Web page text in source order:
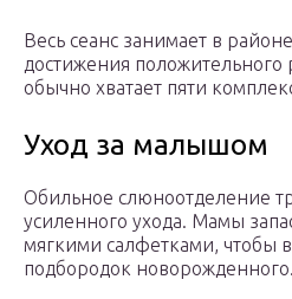
Весь сеанс занимает в
достижения положительного
обычно хватает пяти
Уход за малышом
Обильное слюноотделение
усиленного ухода. Мамы
мягкими салфетками, чтобы
подбородок новорожденного.